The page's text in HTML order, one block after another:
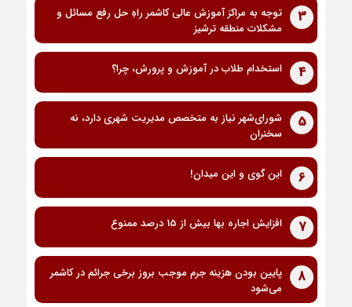
3
توجه به مراکز آموزش عالی کاشمر راهِ حل رفع مسائل و
مشکلات منطقه ترشیز
4 استخدام طلاب در آموزش و پرورش، چرا؟
5
شورای‌شهر نیاز به متخصص مدیریت شهری دارد، نه
سخنران
6 این گوی و این میدان!
7 افزایش اجاره بها بیش از 15 درصد ممنوع
8
پایین بودن هزینه جرم موجب بروز برخی جرائم در کاشمر
می‌شود